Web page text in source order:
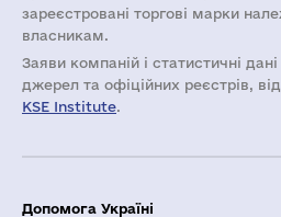
зареєстровані торгові марки
власникам.
Заяви компаній i статистичні дані
джерел та офіційних реєстрів,
KSE Institute.
Допомога Україні